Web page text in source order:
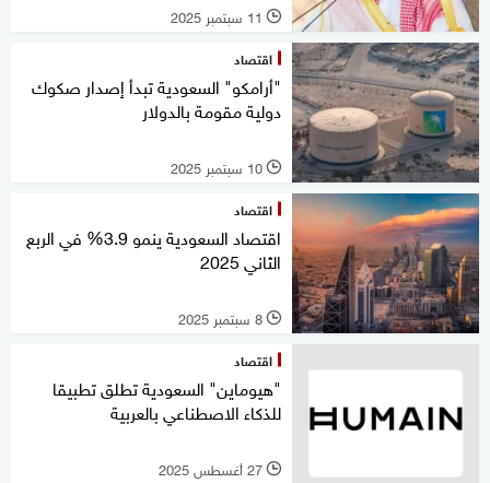
l 11 سبتمبر 2025
اقتصاد
"أرامكو" السعودية تبدأ إصدار صكوك
دولية مقومة بالدولار
l 10 سبتمبر 2025
اقتصاد
اقتصاد السعودية ينمو 3.9% في الربع
الثاني 2025
l 8 سبتمبر 2025
اقتصاد
"هيوماين" السعودية تطلق تطبيقا
للذكاء الاصطناعي بالعربية
l 27 أغسطس 2025